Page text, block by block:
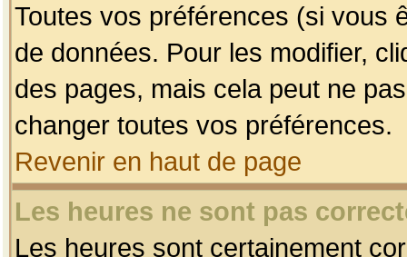
Toutes vos préférences (si vous
de données. Pour les modifier,
des pages, mais cela peut ne
changer toutes vos préférences.
Revenir en haut de page
Les heures ne sont pas
Les heures sont certainement